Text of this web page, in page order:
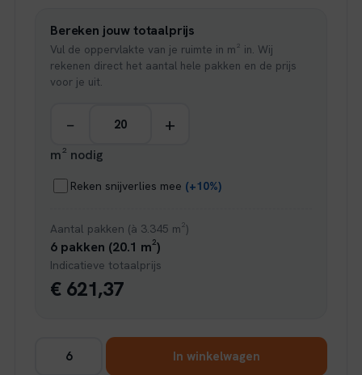
Bereken jouw totaalprijs
Vul de oppervlakte van je ruimte in m² in. Wij
rekenen direct het aantal hele pakken en de prijs
voor je uit.
− +
m² nodig
Reken snijverlies mee (+10%)
Aantal pakken (à 3.345 m²)
6 pakken (20.1 m²)
Indicatieve totaalprijs
€ 621,37
Natuur
In winkelwagen